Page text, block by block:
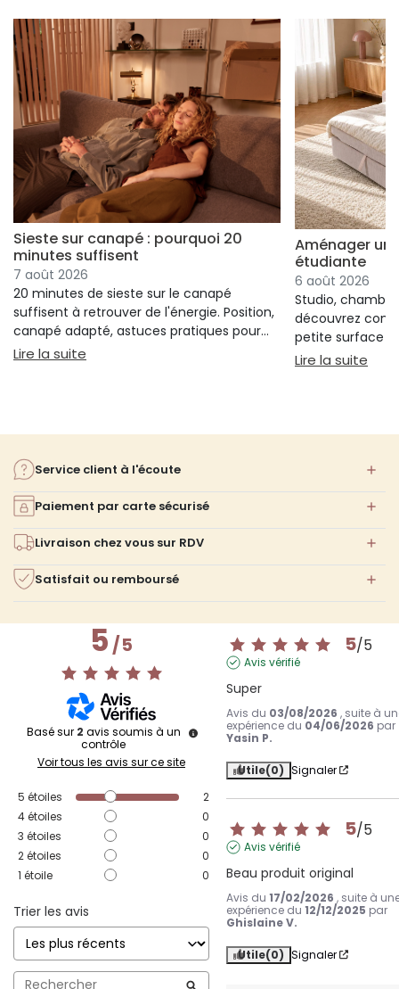
Sieste sur canapé : pourquoi 20
minutes suffisent
7 août 2026
20 minutes de sieste sur le canapé
suffisent à retrouver de l'énergie. Position,
canapé adapté, astuces pratiques pour
bien s'installer.
Lire la suite : Sieste sur canapé : pourquoi 20 minutes
Aménager un
étudiante
6 août 2026
Studio,
découvrez
petite surface à
confort ni
Lire la suite
Service client à l'écoute
Paiement par carte sécurisé
Livraison chez vous sur RDV
Satisfait ou remboursé
5/5
Basé sur 2 avis soumis à un
contrôle
Voir tous les avis sur ce site
5 étoiles
2
4étoiles
0
3 étoiles
0
2étoiles
0
1 étoile 0
Trier les avis
5/5
Avis vérifié
Super
Avis du 03/08/2026 , suite à
expérience du 04/06/2026 par
Yasin P.
Utile(0) Signaler
5/5
Avis vérifié
Beau produit original
Avis du17/02/2026 , suite à
expérience du12/12/2025 par
Ghislaine V.
Utile(0) Signaler